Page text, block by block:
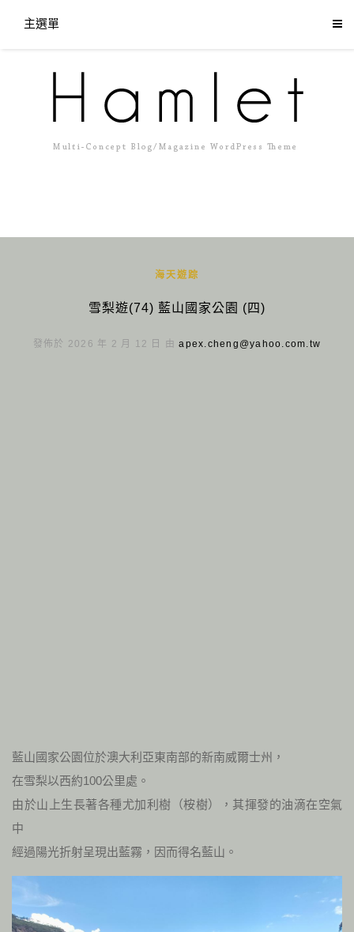
主選單
海天遊踪
雪梨遊(74) 藍山國家公園 (四)
發佈於 2026 年 2 月 12 日 由apex.cheng@yahoo.com.tw
藍山國家公園位於澳大利亞東南部的新南威爾士州，
在雪梨以西約100公里處。
由於山上生長著各種尤加利樹（桉樹），其揮發的油滴在空氣
中
經過陽光折射呈現出藍霧，因而得名藍山。